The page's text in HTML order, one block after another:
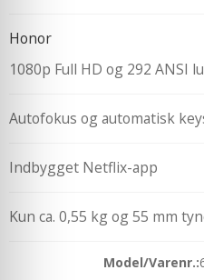
Honor
1080p Full HD og 292 ANSI
Autofokus og automatisk
Indbygget Netflix-app
Kun ca. 0,55 kg og 55 mm
Model/Varenr.: